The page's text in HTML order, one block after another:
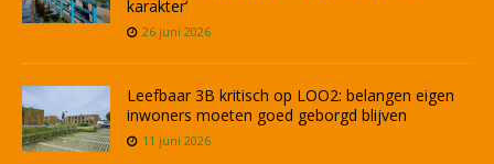
karakter’
26 juni 2026
Leefbaar 3B kritisch op LOO2: belangen eigen
inwoners moeten goed geborgd blijven
11 juni 2026